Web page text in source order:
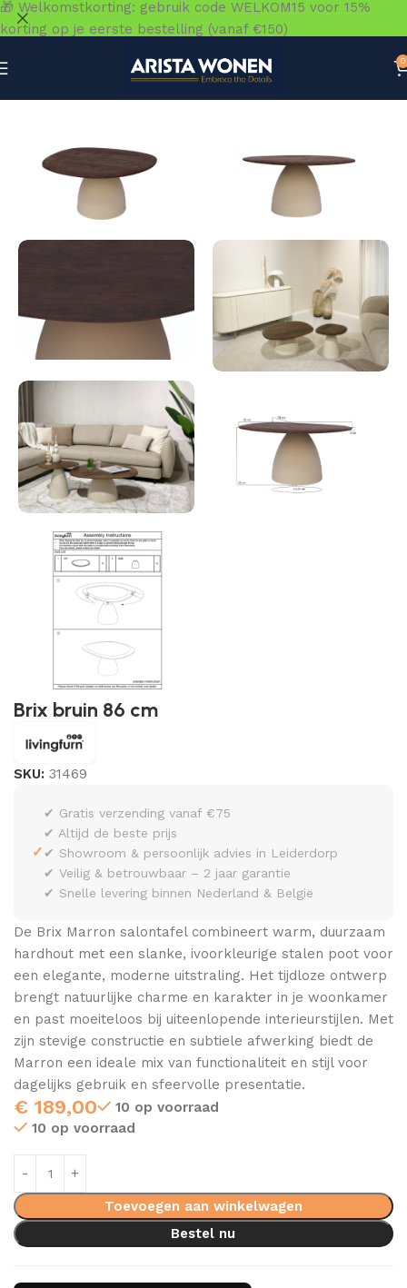
0
Brix bruin 86 cm
SKU: 31469
✓
✔ Gratis verzending vanaf €75
✔ Altijd de beste prijs
✔ Showroom & persoonlijk advies in Leiderdorp
✔ Veilig & betrouwbaar – 2 jaar garantie
✔ Snelle levering binnen Nederland & België
De Brix Marron salontafel combineert warm, duurzaam
hardhout met een slanke, ivoorkleurige stalen poot voor
een elegante, moderne uitstraling. Het tijdloze ontwerp
brengt natuurlijke charme en karakter in je woonkamer
en past moeiteloos bij uiteenlopende interieurstijlen. Met
zijn stevige constructie en subtiele afwerking biedt de
Marron een ideale mix van functionaliteit en stijl voor
dagelijks gebruik en sfeervolle presentatie.
€ 189,00
10 op voorraad
10 op voorraad
Toevoegen aan winkelwagen
Bestel nu
🎁 Welkomstkorting: gebruik code WELKOM15 voor 15%
korting op je eerste bestelling (vanaf €150)